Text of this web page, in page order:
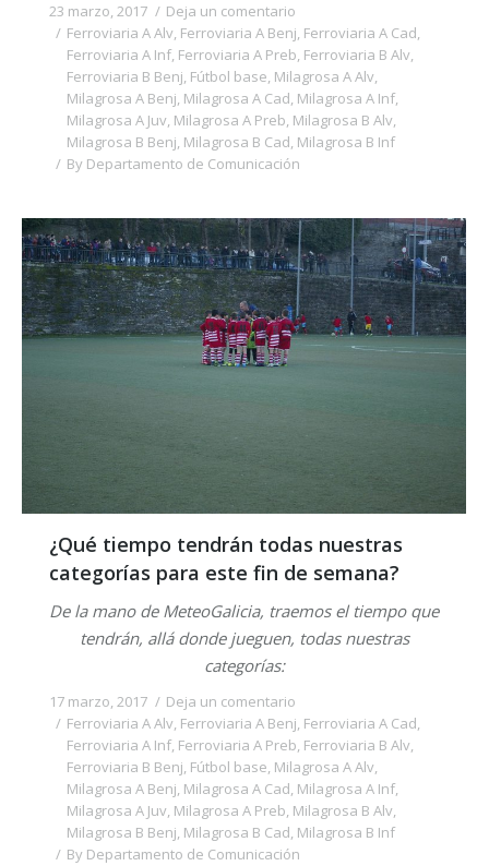
23 marzo, 2017
Deja un comentario
Ferroviaria A Alv, Ferroviaria A Benj, Ferroviaria A Cad,
Ferroviaria A Inf, Ferroviaria A Preb, Ferroviaria B Alv,
Ferroviaria B Benj, Fútbol base, Milagrosa A Alv,
Milagrosa A Benj, Milagrosa A Cad, Milagrosa A Inf,
Milagrosa A Juv, Milagrosa A Preb, Milagrosa B Alv,
Milagrosa B Benj, Milagrosa B Cad, Milagrosa B Inf
By Departamento de Comunicación
¿Qué tiempo tendrán todas nuestras
categorías para este fin de semana?
De la mano de MeteoGalicia, traemos el tiempo que
tendrán, allá donde jueguen, todas nuestras
categorías:
17 marzo, 2017
Deja un comentario
Ferroviaria A Alv, Ferroviaria A Benj, Ferroviaria A Cad,
Ferroviaria A Inf, Ferroviaria A Preb, Ferroviaria B Alv,
Ferroviaria B Benj, Fútbol base, Milagrosa A Alv,
Milagrosa A Benj, Milagrosa A Cad, Milagrosa A Inf,
Milagrosa A Juv, Milagrosa A Preb, Milagrosa B Alv,
Milagrosa B Benj, Milagrosa B Cad, Milagrosa B Inf
By Departamento de Comunicación